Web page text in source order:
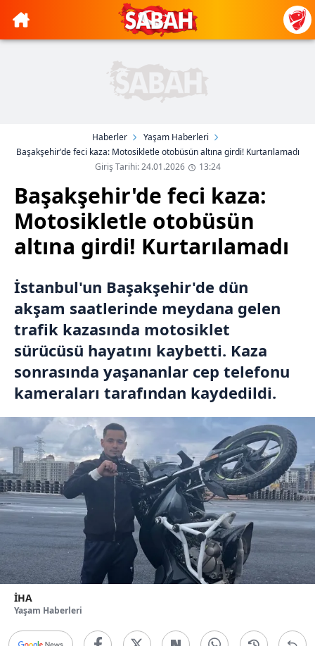
Haberler
Yaşam Haberleri
Başakşehir'de feci kaza: Motosikletle otobüsün altına girdi! Kurtarılamadı
Giriş Tarihi: 24.01.2026
13:24
Başakşehir'de feci kaza:
Motosikletle otobüsün
altına girdi! Kurtarılamadı
İstanbul'un Başakşehir'de dün
akşam saatlerinde meydana gelen
trafik kazasında motosiklet
sürücüsü hayatını kaybetti. Kaza
sonrasında yaşananlar cep telefonu
kameraları tarafından kaydedildi.
İHA
Yaşam Haberleri